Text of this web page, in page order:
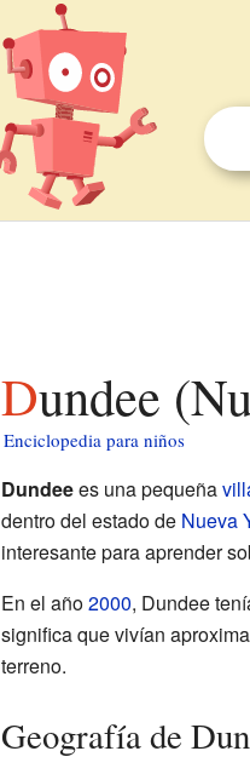
Dundee
Enciclopedia para niños
Dundeees una pequeña
dentro del estado de Nueva
interesante para aprender
En el año2000, Dundee
significa que vivían
terreno.
Geografía de